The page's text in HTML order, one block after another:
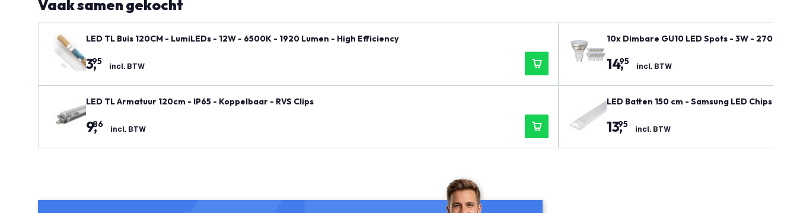
Vaak samen gekocht
LED TL Buis 120CM - LumiLEDs - 12W - 6500K - 1920 Lumen - High Efficiency
3,
95 incl. BTW
LED TL Armatuur 120cm - IP65 - Koppelbaar - RVS Clips
9,
86 incl. BTW
10x Dimbare GU10 LED Spots - 3W - 2700K
14,
95 incl. BTW
LED Batten 150 cm - Samsung LED Chips -
13,
95 incl. BTW